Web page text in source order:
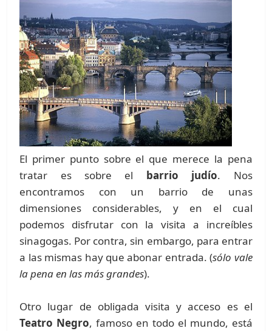
El primer punto sobre el que merece la pena
tratar es sobre el barrio judío. Nos
encontramos con un barrio de unas
dimensiones considerables, y en el cual
podemos disfrutar con la visita a increíbles
sinagogas. Por contra, sin embargo, para entrar
a las mismas hay que abonar entrada. (sólo vale
la pena en las más grandes).
Otro lugar de obligada visita y acceso es el
Teatro Negro, famoso en todo el mundo, está